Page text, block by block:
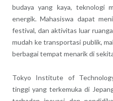
budaya yang kaya, teknologi
energik. Mahasiswa dapat
festival, dan aktivitas luar
mudah ke transportasi publik,
berbagai tempat menarik di
Tokyo Institute of
tinggi yang terkemuka di